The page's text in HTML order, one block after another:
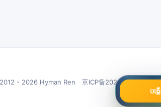
បង្ក
- 2026 Hyman Ren 京ICP备2021026679号